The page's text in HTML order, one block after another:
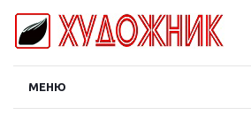
МЕНЮ